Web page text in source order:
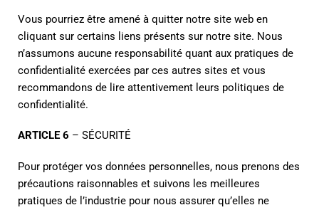
Vous pourriez être amené à quitter notre site web en
cliquant sur certains liens présents sur notre site. Nous
n’assumons aucune responsabilité quant aux pratiques de
confidentialité exercées par ces autres sites et vous
recommandons de lire attentivement leurs politiques de
confidentialité.
ARTICLE 6 – SÉCURITÉ
Pour protéger vos données personnelles, nous prenons des
précautions raisonnables et suivons les meilleures
pratiques de l’industrie pour nous assurer qu’elles ne